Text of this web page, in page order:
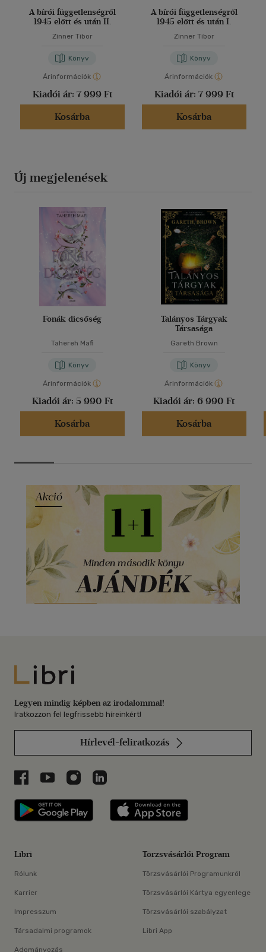
A bírói függetlenségről
1945 előtt és után II.
Zinner Tibor
Könyv
Árinformációk
Kiadói ár: 7 999 Ft
Kosárba
A bírói függetlenségről
1945 előtt és után I.
Zinner Tibor
Könyv
Árinformációk
Kiadói ár: 7 999 Ft
Kosárba
Új megjelenések
Fonák dicsőség
Tahereh Mafi
Könyv
Árinformációk
Kiadói ár: 5 990 Ft
Kosárba
Talányos Tárgyak
Társasága
Gareth Brown
Könyv
Árinformációk
Kiadói ár: 6 990 Ft
Kosárba
Libri
Legyen mindig képben az irodalommal!
Iratkozzon fel legfrissebb híreinkért!
Hírlevél-feliratkozás
Libri a Facebookon
Libri a Youtube-on
Libri az Instagramon
Libri a LinkedInen
Libri applikáció Szerezd meg: Google
Libri
Rólunk
Karrier
Impresszum
Társadalmi programok
Adományozás
Törzsvásárlói Program
Törzsvásárlói Programunkról
Törzsvásárlói Kártya egyenlege
Törzsvásárlói szabályzat
Libri App